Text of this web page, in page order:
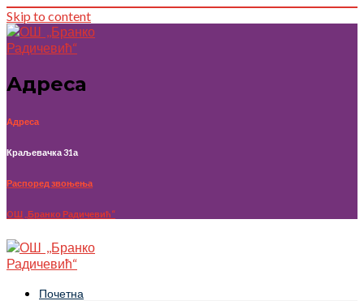
Skip to content
Адреса
Адреса
Краљевачка 31а
Распоред звоњења
OШ ,,Бранко Радичевић“
Почетна